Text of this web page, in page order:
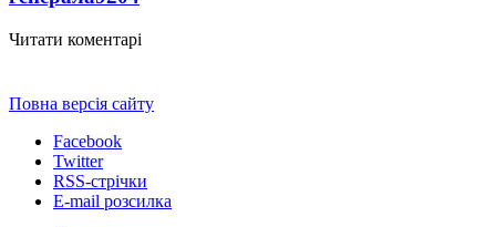
Читати коментарі
Повна версія сайту
Facebook
Twitter
RSS-стрічки
E-mail розсилка